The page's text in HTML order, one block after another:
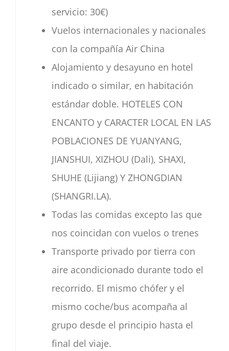
servicio: 30€)
Vuelos internacionales y nacionales
con la compañía Air China
Alojamiento y desayuno en hotel
indicado o similar, en habitación
estándar doble. HOTELES CON
ENCANTO y CARACTER LOCAL EN LAS
POBLACIONES DE YUANYANG,
JIANSHUI, XIZHOU (Dali), SHAXI,
SHUHE (Lijiang) Y ZHONGDIAN
(SHANGRI.LA).
Todas las comidas excepto las que
nos coincidan con vuelos o trenes
Transporte privado por tierra con
aire acondicionado durante todo el
recorrido. El mismo chófer y el
mismo coche/bus acompaña al
grupo desde el principio hasta el
final del viaje.